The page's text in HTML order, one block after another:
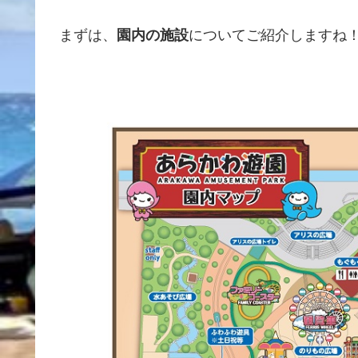
まずは、 園内の施設についてご紹介しますね